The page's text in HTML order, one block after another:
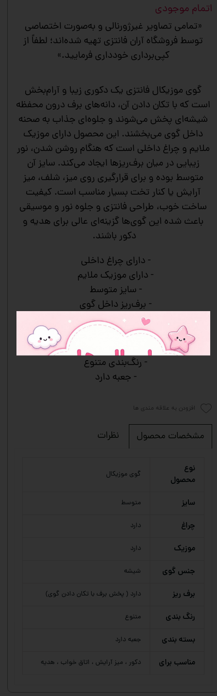
اتمام موجودی
«تمامی تصاویر غیرژورنالی و به‌صورت اختصاصی
توسط فروشگاه آران فانتزی تهیه شده‌اند؛ لطفاً از
کپی‌برداری خودداری فرمایید.»
گوی موزیکال فانتزی یک دکوری زیبا و آرام‌بخش
است که با تکان دادن آن، دانه‌های برف درون محفظه
شیشه‌ای پخش می‌شوند و جلوه‌ای جذاب به صحنه
داخل گوی می‌بخشند. این محصول دارای موزیک
ملایم و چراغ داخلی است که هنگام روشن شدن، نور
زیبایی در میان برف‌ریزها ایجاد می‌کند. سایز آن
متوسط بوده و برای قرارگیری روی میز، شلف، میز
آرایش یا کنار تخت بسیار مناسب است. کیفیت
ساخت خوب، طراحی فانتزی و جلوه نور و موسیقی
باعث شده این گوی‌ها گزینه‌ای عالی برای هدیه و
دکور باشند.
- دارای چراغ داخلی
- دارای موزیک ملایم
- سایز متوسط
- برف‌ریز داخل گوی
- شیشه شفاف با کیفیت
- دکور زیبا و آرام‌بخش
- مناسب هدیه
- رنگ‌بندی متنوع
- جعبه دارد
افزودن به علاقه مندی ها
مشخصات محصول نظرات
نوع
محصول
گوی موزیکال
سایز متوسط
چراغ دارد
موزیک دارد
جنس گوی شیشه
برف ریز دارد ( پخش برف با تکان دادن گوی)
رنگ بندی متنوع
بسته بندی جعبه دارد
مناسب برای دکور ، میز آرایش ، اتاق خواب ، هدیه